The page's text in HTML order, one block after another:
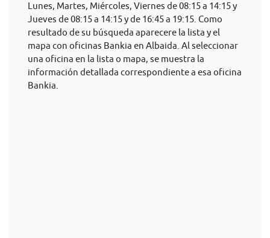
Lunes, Martes, Miércoles, Viernes de 08:15 a 14:15 y
Jueves de 08:15 a 14:15 y de 16:45 a 19:15. Como
resultado de su búsqueda aparecere la lista y el
mapa con oficinas Bankia en Albaida. Al seleccionar
una oficina en la lista o mapa, se muestra la
información detallada correspondiente a esa oficina
Bankia.